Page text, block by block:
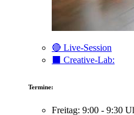
🔴 Live-Session
⬛️ Creative-Lab:
Termine:
Freitag: 9:00 - 9:30